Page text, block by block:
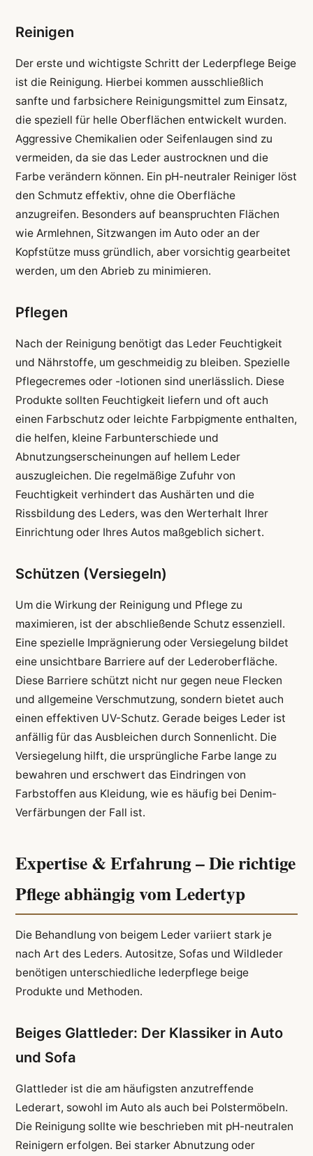
Reinigen
Der erste und wichtigste Schritt der Lederpflege Beige
ist die Reinigung. Hierbei kommen ausschließlich
sanfte und farbsichere Reinigungsmittel zum Einsatz,
die speziell für helle Oberflächen entwickelt wurden.
Aggressive Chemikalien oder Seifenlaugen sind zu
vermeiden, da sie das Leder austrocknen und die
Farbe verändern können. Ein pH-neutraler Reiniger löst
den Schmutz effektiv, ohne die Oberfläche
anzugreifen. Besonders auf beanspruchten Flächen
wie Armlehnen, Sitzwangen im Auto oder an der
Kopfstütze muss gründlich, aber vorsichtig gearbeitet
werden, um den Abrieb zu minimieren.
Pflegen
Nach der Reinigung benötigt das Leder Feuchtigkeit
und Nährstoffe, um geschmeidig zu bleiben. Spezielle
Pflegecremes oder -lotionen sind unerlässlich. Diese
Produkte sollten Feuchtigkeit liefern und oft auch
einen Farbschutz oder leichte Farbpigmente enthalten,
die helfen, kleine Farbunterschiede und
Abnutzungserscheinungen auf hellem Leder
auszugleichen. Die regelmäßige Zufuhr von
Feuchtigkeit verhindert das Aushärten und die
Rissbildung des Leders, was den Werterhalt Ihrer
Einrichtung oder Ihres Autos maßgeblich sichert.
Schützen (Versiegeln)
Um die Wirkung der Reinigung und Pflege zu
maximieren, ist der abschließende Schutz essenziell.
Eine spezielle Imprägnierung oder Versiegelung bildet
eine unsichtbare Barriere auf der Lederoberfläche.
Diese Barriere schützt nicht nur gegen neue Flecken
und allgemeine Verschmutzung, sondern bietet auch
einen effektiven UV-Schutz. Gerade beiges Leder ist
anfällig für das Ausbleichen durch Sonnenlicht. Die
Versiegelung hilft, die ursprüngliche Farbe lange zu
bewahren und erschwert das Eindringen von
Farbstoffen aus Kleidung, wie es häufig bei Denim-
Verfärbungen der Fall ist.
Expertise & Erfahrung – Die richtige
Pflege abhängig vom Ledertyp
Die Behandlung von beigem Leder variiert stark je
nach Art des Leders. Autositze, Sofas und Wildleder
benötigen unterschiedliche lederpflege beige
Produkte und Methoden.
Beiges Glattleder: Der Klassiker in Auto
und Sofa
Glattleder ist die am häufigsten anzutreffende
Lederart, sowohl im Auto als auch bei Polstermöbeln.
Die Reinigung sollte wie beschrieben mit pH-neutralen
Reinigern erfolgen. Bei starker Abnutzung oder